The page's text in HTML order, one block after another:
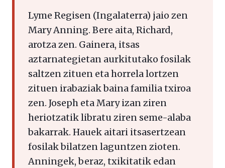
Lyme Regisen (Ingalaterra) jaio zen
Mary Anning. Bere aita, Richard,
arotza zen. Gainera, itsas
aztarnategietan aurkitutako fosilak
saltzen zituen eta horrela lortzen
zituen irabaziak baina familia txiroa
zen. Joseph eta Mary izan ziren
heriotzatik libratu ziren seme-alaba
bakarrak. Hauek aitari itsasertzean
fosilak bilatzen laguntzen zioten.
Anningek, beraz, txikitatik edan